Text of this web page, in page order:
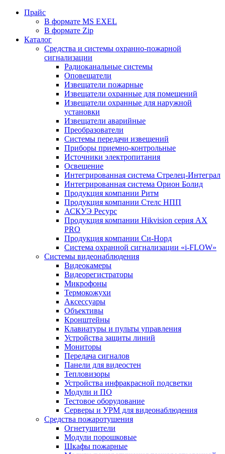
Прайс
В формате MS EXEL
В формате Zip
Каталог
Средства и системы охранно-пожарной
сигнализации
Радиоканальные системы
Оповещатели
Извещатели пожарные
Извещатели охранные для помещений
Извещатели охранные для наружной
установки
Извещатели аварийные
Преобразователи
Системы передачи извещений
Приборы приемно-контрольные
Источники электропитания
Освещение
Интегрированная система Стрелец-Интеграл
Интегрированная система Орион Болид
Продукция компании Ритм
Продукция компании Стелс НПП
АСКУЭ Ресурс
Продукция компании Hikvision серия AX
PRO
Продукция компании Си-Норд
Система охранной сигнализации «i-FLOW»
Системы видеонаблюдения
Видеокамеры
Видеорегистраторы
Микрофоны
Термокожухи
Аксессуары
Объективы
Кронштейны
Клавиатуры и пульты управления
Устройства защиты линий
Мониторы
Передача сигналов
Панели для видеостен
Тепловизоры
Устройства инфракрасной подсветки
Модули и ПО
Тестовое оборудование
Серверы и УРМ для видеонаблюдения
Средства пожаротушения
Огнетушители
Модули порошковые
Шкафы пожарные